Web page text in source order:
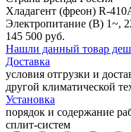
Хладагент (фреон) R-
Электропитание (В) 1~,
145 500 руб.
Нашли данный товар
Доставка
условия отгрузки и
другой климатической
Установка
порядок и содержание
сплит-систем